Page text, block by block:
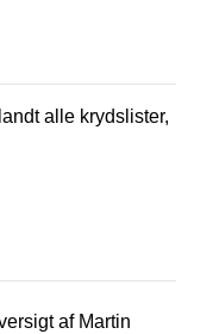
alle krydslister,
af Martin